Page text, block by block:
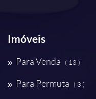
Imóveis
Para Venda ( 13 )
Para Permuta ( 3 )